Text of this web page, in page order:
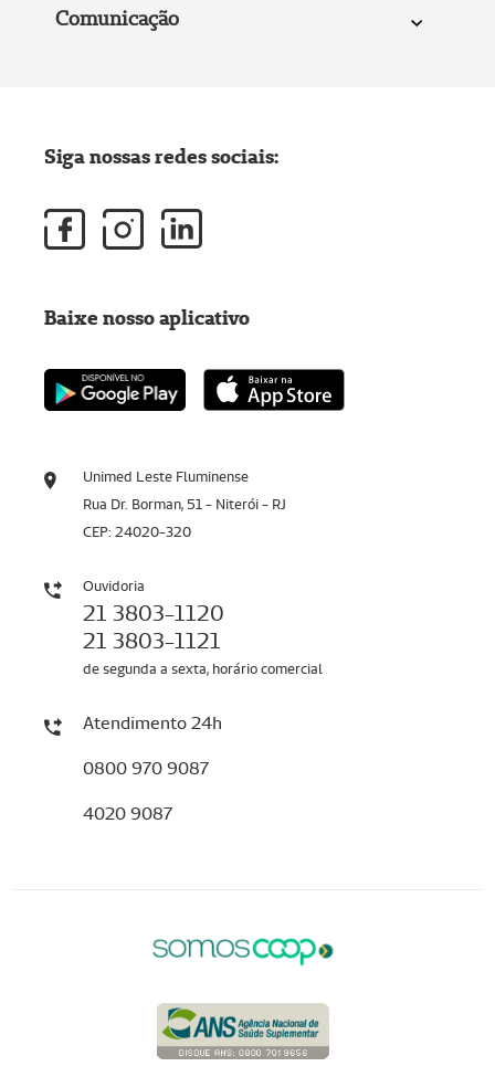
Comunicação
Unimed Leste Fluminense
Rua Dr. Borman, 51 - Niterói - RJ
CEP: 24020-320
Ouvidoria
21 3803-1120
21 3803-1121
de segunda a sexta, horário comercial
Atendimento 24h
0800 970 9087
4020 9087
Siga nossas redes sociais:
Baixe nosso aplicativo